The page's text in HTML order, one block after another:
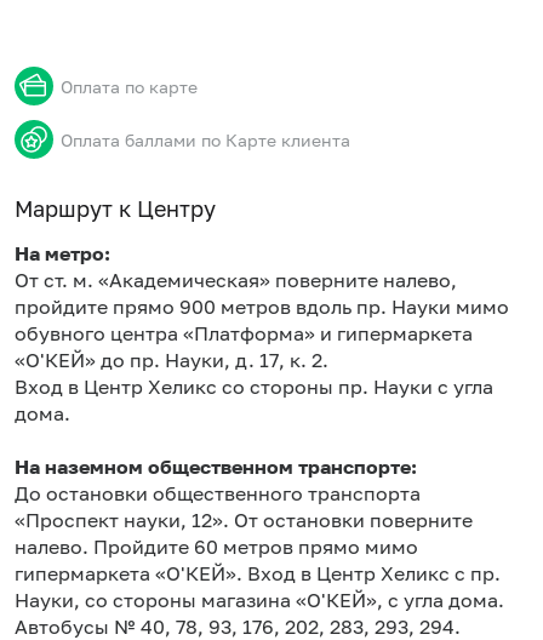
Оплата по карте
Оплата баллами по Карте клиента
Маршрут к Центру
На метро:
От ст. м. «Академическая» поверните налево,
пройдите прямо 900 метров вдоль пр. Науки мимо
обувного центра «Платформа» и гипермаркета
«О'КЕЙ» до пр. Науки, д. 17, к. 2.
Вход в Центр Хеликс со стороны пр. Науки с угла
дома.
На наземном общественном транспорте:
До остановки общественного транспорта
«Проспект науки, 12». От остановки поверните
налево. Пройдите 60 метров прямо мимо
гипермаркета «О'КЕЙ». Вход в Центр Хеликс с пр.
Науки, со стороны магазина «О'КЕЙ», с угла дома.
Автобусы № 40, 78, 93, 176, 202, 283, 293, 294.